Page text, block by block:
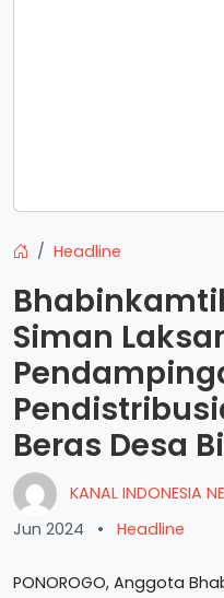
Headline
Siman
Beras Desa
KANAL INDONESIA
Jun 2024
• Headline
PONOROGO, Anggota